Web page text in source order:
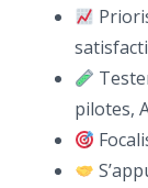
pilotes,